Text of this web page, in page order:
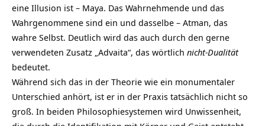
eine Illusion ist – Maya. Das Wahrnehmende und das
Wahrgenommene sind ein und dasselbe – Atman, das
wahre Selbst. Deutlich wird das auch durch den gerne
verwendeten Zusatz „Advaita“, das wörtlich nicht-Dualität
bedeutet.
Während sich das in der Theorie wie ein monumentaler
Unterschied anhört, ist er in der Praxis tatsächlich nicht so
groß. In beiden Philosophiesystemen wird Unwissenheit,